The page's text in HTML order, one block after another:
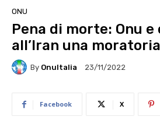
ONU
Pena di morte: Onu
all’Iran una
By OnuItalia 23/11/2022
Facebook X